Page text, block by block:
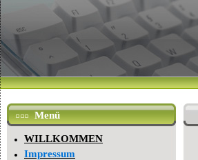
Menü
WILLKOMMEN
Impressum